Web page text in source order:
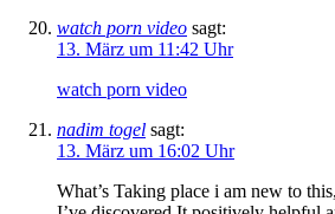
watch porn video sagt:
13. März um 11:42 Uhr
watch porn video
nadim togel sagt:
13. März um 16:02 Uhr
What’s Taking place i am new to